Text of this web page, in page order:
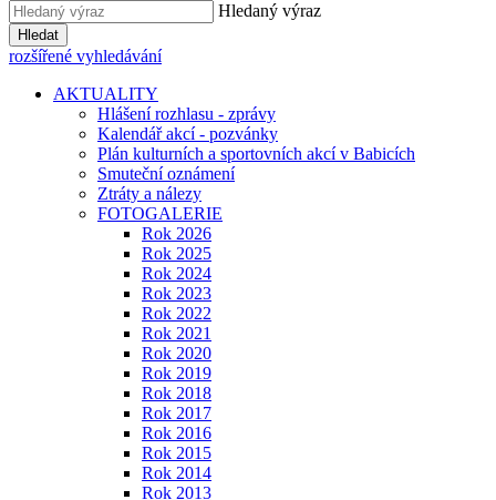
Hledaný výraz
Hledat
rozšířené vyhledávání
AKTUALITY
Hlášení rozhlasu - zprávy
Kalendář akcí - pozvánky
Plán kulturních a sportovních akcí v Babicích
Smuteční oznámení
Ztráty a nálezy
FOTOGALERIE
Rok 2026
Rok 2025
Rok 2024
Rok 2023
Rok 2022
Rok 2021
Rok 2020
Rok 2019
Rok 2018
Rok 2017
Rok 2016
Rok 2015
Rok 2014
Rok 2013